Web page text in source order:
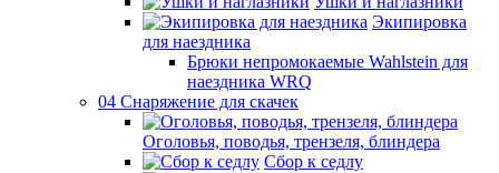
Экипировка
для наездника
Брюки непромокаемые Wahlstein для
наездника WRQ
04 Снаряжение для скачек
Оголовья, поводья, трензеля, блиндера
Сбор к седлу